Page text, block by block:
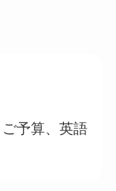
予算、英語